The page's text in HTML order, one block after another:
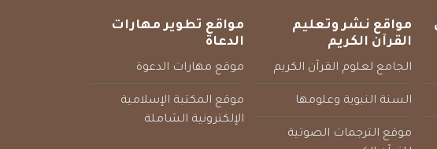
مواقع نشر وتعليم
القرآن الكريم
الجامع لعلوم القرآن الكريم
السنة النبوية وعلومها
موقع الترجمات الصوتية
مواقع تطوير مهارات
الدعاة
موقع مهارات الدعوة
موقع المكتبة الإسلامية
الإلكترونية الشاملة